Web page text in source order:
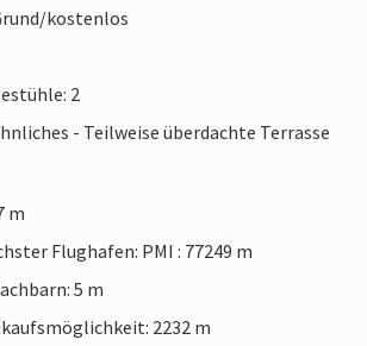
kostenlos
2
- Teilweise überdachte Terrasse
m
Flughafen: PMI : 77249 m
5 m
2232 m